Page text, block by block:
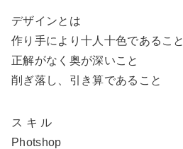
デザインとは
作り手により十人十色であること
正解がなく奥が深いこと
削ぎ落し、引き算であること
ス キ ル
Photshop